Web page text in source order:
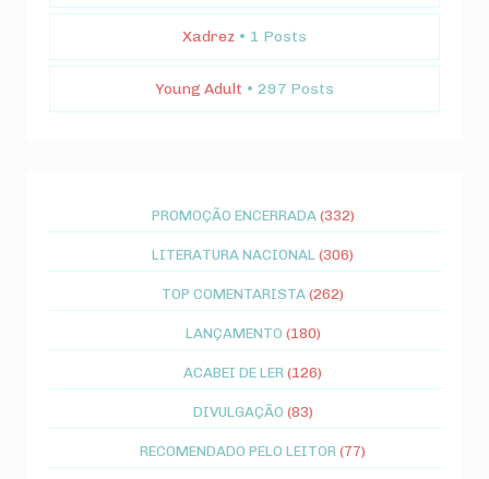
Xadrez • 1 Posts
Young Adult • 297 Posts
PROMOÇÃO ENCERRADA (332)
LITERATURA NACIONAL (306)
TOP COMENTARISTA(262)
LANÇAMENTO (180)
ACABEI DE LER (126)
DIVULGAÇÃO (83)
RECOMENDADO PELO LEITOR (77)